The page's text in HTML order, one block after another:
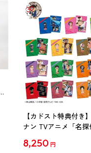
【カドスト特典付き
ナン TVアニメ「名探
【1BOX】
8,250 円